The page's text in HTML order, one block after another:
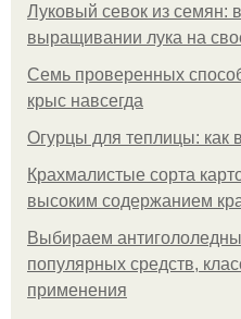
Луковый севок из семян:
выращивании лука на
Семь проверенных
крыс навсегда
Огурцы для теплицы: как
Крахмалистые сорта
высоким содержанием
Выбираем
популярных средств,
применения